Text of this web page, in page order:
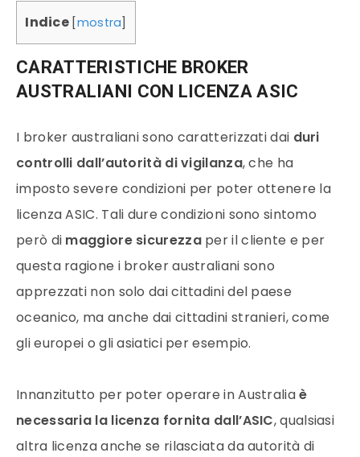
Indice [mostra
CARATTERISTICHE BROKER
AUSTRALIANI CON LICENZA ASIC
I broker australiani sono caratterizzati dai duri
controlli dall’autorità di vigilanza, che ha
imposto severe condizioni per poter ottenere la
licenza ASIC. Tali dure condizioni sono sintomo
però di maggiore sicurezzaper il cliente e per
questa ragione i brokeraustraliani sono
apprezzati non solo dai cittadini del paese
oceanico, ma anche dai cittadini stranieri, come
gli europei o gli asiatici per esempio.
Innanzitutto per poter operare in Australiaè
necessaria la licenza fornita dall’ASIC, qualsiasi
altra licenza anche se rilasciata da autorità di